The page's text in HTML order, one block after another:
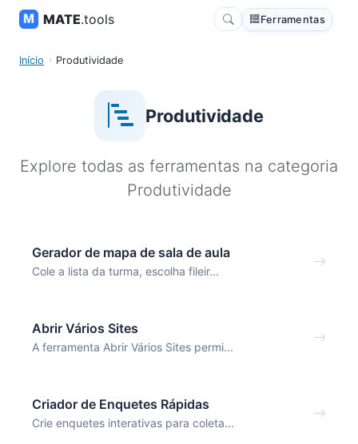
MATE.tools Ferramentas
Início Produtividade
Produtividade
Explore todas as ferramentas na categoria
Produtividade
Gerador de mapa de sala de aula
Cole a lista da turma, escolha fileir...
Abrir Vários Sites
A ferramenta Abrir Vários Sites permi...
Criador de Enquetes Rápidas
Crie enquetes interativas para coleta...